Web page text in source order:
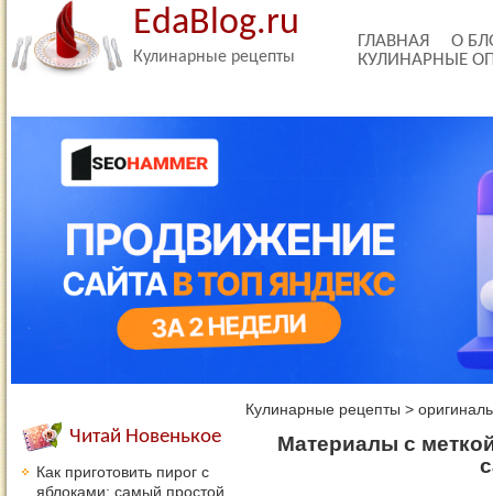
EdaBlog.ru
Кулинарные рецепты
ГЛАВНАЯ
О
КУЛИНАРНЫЕ
Кулинарные рецепты >
Материалы с
Читай Новенькое
Как приготовить пирог с
яблоками: самый простой